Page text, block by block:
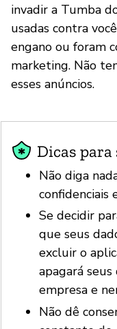
invadir a Tumba
usadas contra
engano ou foram
marketing. Não
esses anúncios.
Dicas para
Não diga
confidenciais
Se decidir
que seus
excluir o
apagará seus
empresa e
Não dê